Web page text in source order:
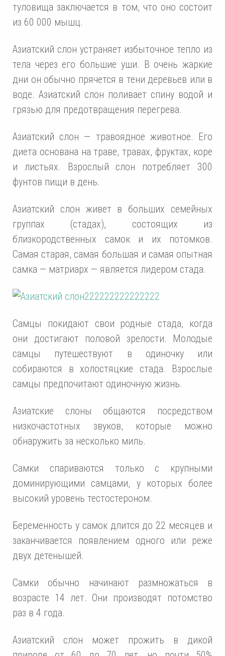
туловища заключается в том, что оно состоит
из 60 000 мышц.
Азиатский слон устраняет избыточное тепло из
тела через его большие уши. В очень жаркие
дни он обычно прячется в тени деревьев или в
воде. Азиатский слон поливает спину водой и
грязью для предотвращения перегрева.
Азиатский слон — травоядное животное. Его
диета основана на траве, травах, фруктах, коре
и листьях. Взрослый слон потребляет 300
фунтов пищи в день.
Азиатский слон живет в больших семейных
группах (стадах), состоящих из
близкородственных самок и их потомков.
Самая старая, самая большая и самая опытная
самка — матриарх — является лидером стада.
Самцы покидают свои родные стада, когда
они достигают половой зрелости. Молодые
самцы путешествуют в одиночку или
собираются в холостяцкие стада. Взрослые
самцы предпочитают одиночную жизнь.
Азиатские слоны общаются посредством
низкочастотных звуков, которые можно
обнаружить за несколько миль.
Самки спариваются только с крупными
доминирующими самцами, у которых более
высокий уровень тестостероном.
Беременность у самок длится до 22 месяцев и
заканчивается появлением одного или реже
двух детенышей.
Самки обычно начинают размножаться в
возрасте 14 лет. Они производят потомство
раз в 4 года.
Азиатский слон может прожить в дикой